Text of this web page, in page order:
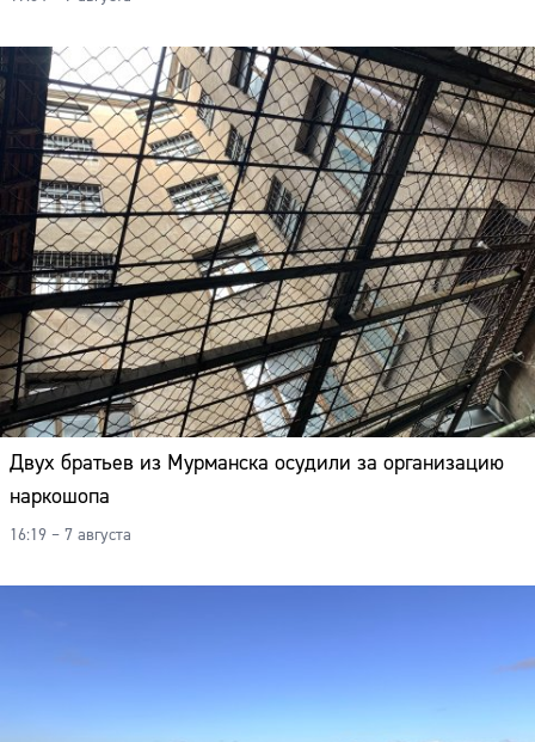
Двух братьев из Мурманска осудили за организацию
наркошопа
16:19 – 7 августа